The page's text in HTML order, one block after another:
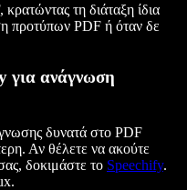
τη διάταξη ίδια
προτύπων PDF ή όταν δε
για ανάγνωση
δυνατά στο PDF
Αν θέλετε να ακούτε
δοκιμάστε το Speechify.